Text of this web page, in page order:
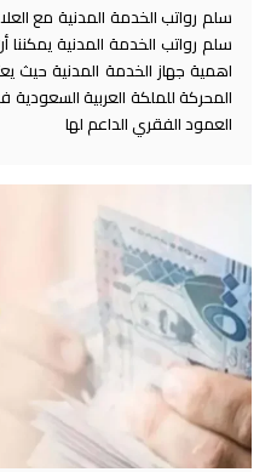
سلم رواتب الخدمة المدنية مع
سلم رواتب الخدمة المدنية
اهمية جهاز الخدمة المدنية حيث
المحركة للملكة العربية السعودية
العمود الفقري الداعم لها